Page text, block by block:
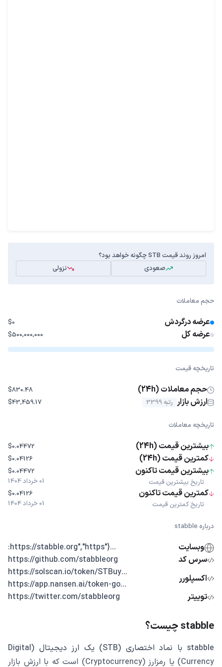
امروز روند قیمت STB چگونه خواهد بود؟
صعودی
نزولی
حجم معاملات
عرضه درگردش $0
عرضه کل $500,000,000
تاریخچه قیمت
حجم معاملات (24h) $830.48
ارزش بازار رتبه 3399 $43,459.17
تاریخچه معاملات
بیشترین قیمت (24h) $0.04472
کمترین قیمت (24h) $0.04126
بیشترین قیمت تاکنون
تاریخ بیشترین قیمت
$0.04472
01 خرداد 1404
کمترین قیمت تاکنون
تاریخ کمترین قیمت
$0.04126
01 خرداد 1404
درباره stabble
وبسایت
...{"https://stabble.org","https:
سرس کد
https://github.com/stabbleorg
اکسپلورر
...https://solscan.io/token/STBuy
...https://app.nansen.ai/token-go
توییتر
https://twitter.com/stabbleorg
stabble چیست؟
stabble با نماد اختصاری (STB) یک ارز دیجیتال (Digital
Currency) یا رمزارز (Cryptocurrency) است که با ارزش بازار